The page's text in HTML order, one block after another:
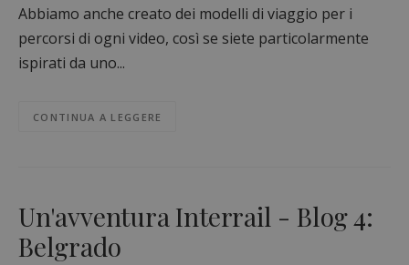
Abbiamo anche creato dei modelli di viaggio per i
percorsi di ogni video, così se siete particolarmente
ispirati da uno...
CONTINUA A LEGGERE
Un'avventura Interrail - Blog 4:
Belgrado